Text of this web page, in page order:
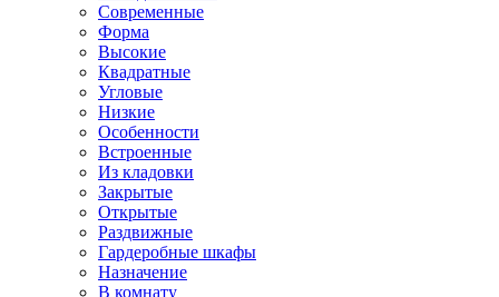
Современные
Форма
Высокие
Квадратные
Угловые
Низкие
Особенности
Встроенные
Из кладовки
Закрытые
Открытые
Раздвижные
Гардеробные шкафы
Назначение
В комнату